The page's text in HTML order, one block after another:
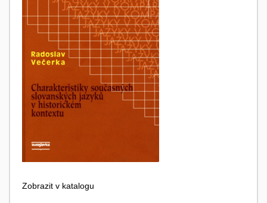
Zobrazit v katalogu